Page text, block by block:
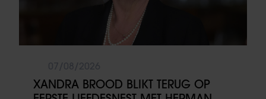
XANDRA BROOD BLIKT TERUG OP